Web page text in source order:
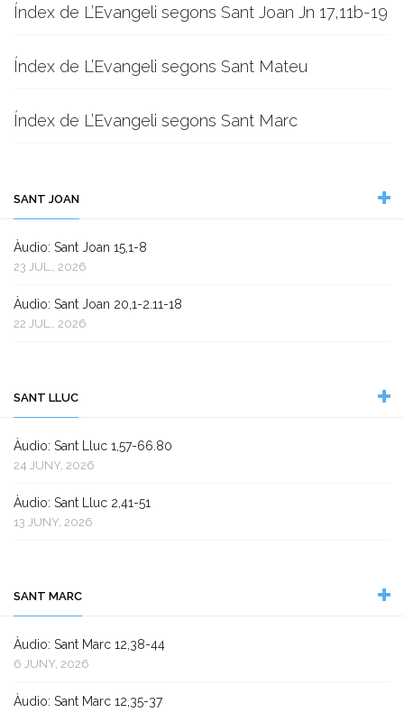
Índex de L’Evangeli segons Sant Joan Jn 17,11b-19
Índex de L’Evangeli segons Sant Mateu
Índex de L’Evangeli segons Sant Marc
SANT JOAN
Àudio: Sant Joan 15,1-8
23 JUL., 2026
Àudio: Sant Joan 20,1-2.11-18
22 JUL., 2026
SANT LLUC
Àudio: Sant Lluc 1,57-66.80
24 JUNY, 2026
Àudio: Sant Lluc 2,41-51
13 JUNY, 2026
SANT MARC
Àudio: Sant Marc 12,38-44
6 JUNY, 2026
Àudio: Sant Marc 12,35-37